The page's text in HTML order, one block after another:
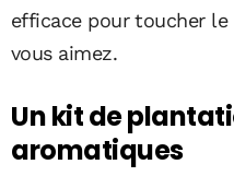
efficace pour toucher
vous aimez.
Un kit de
aromatiques